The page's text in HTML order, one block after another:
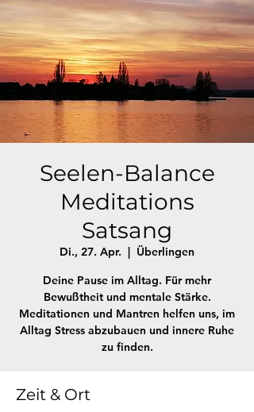
Seelen-Balance
Meditations
Satsang
Di., 27. Apr.
  |
Überlingen
Deine Pause im Alltag. Für mehr
Bewußtheit und mentale Stärke.
Meditationen und Mantren helfen uns, im
Alltag Stress abzubauen und innere Ruhe
zu finden.
Zeit & Ort